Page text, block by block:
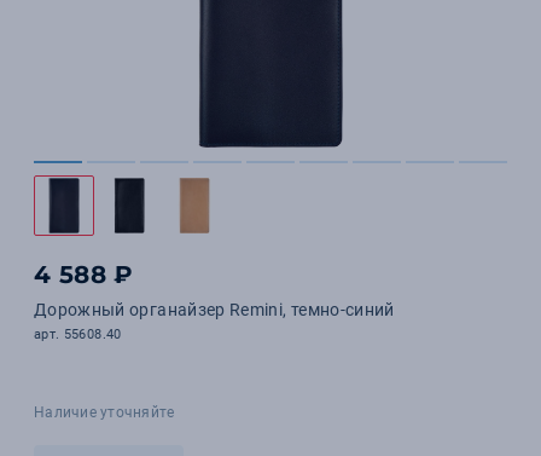
4 588 ₽
Дорожный органайзер Remini, темно-синий
арт. 55608.40
Наличие уточняйте